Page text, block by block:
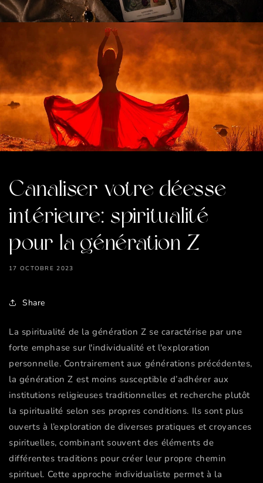
Canaliser votre déesse
intérieure : spiritualité
pour la génération Z
17 OCTOBRE 2023
Share
La spiritualité de la génération Z se caractérise par une
forte emphase sur l'individualité et l'exploration
personnelle. Contrairement aux générations précédentes,
la génération Z est moins susceptible d’adhérer aux
institutions religieuses traditionnelles et recherche plutôt
la spiritualité selon ses propres conditions. Ils sont plus
ouverts à l’exploration de diverses pratiques et croyances
spirituelles, combinant souvent des éléments de
différentes traditions pour créer leur propre chemin
spirituel. Cette approche individualiste permet à la